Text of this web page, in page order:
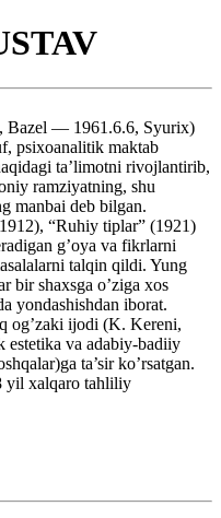
— 1961.6.6, Syurix)
psixoanalitik maktab
ta’limotni rivojlantirib,
ramziyatning, shu
manbai deb bilgan.
“Ruhiy tiplar” (1921)
g’oya va fikrlarni
talqin qildi. Yung
bir shaxsga o’ziga xos
yondashishdan iborat.
og’zaki ijodi (K. Kereni,
estetika va adabiy-badiiy
ta’sir ko’rsatgan.
yil xalqaro tahliliy